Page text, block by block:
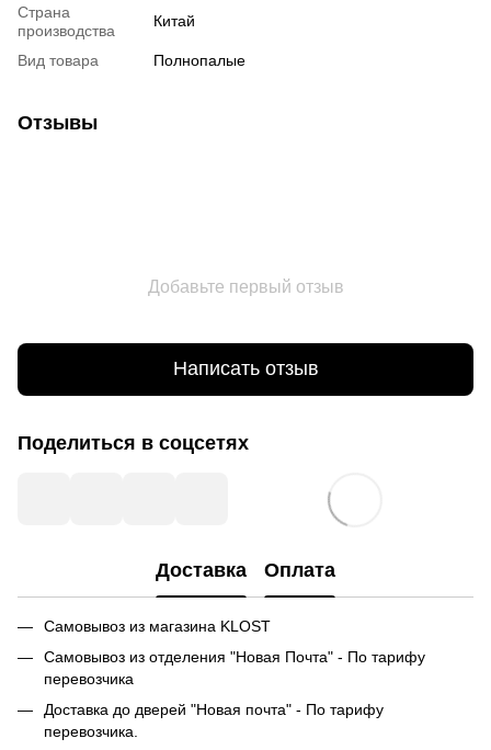
Страна
производства
Китай
Вид товара Полнопалые
Отзывы
Добавьте первый отзыв
Написать отзыв
Поделиться в соцсетях
Доставка Оплата
Самовывоз из магазина KLOST
Самовывоз из отделения "Новая Почта" - По тарифу
перевозчика
Доставка до дверей "Новая почта" - По тарифу
перевозчика.